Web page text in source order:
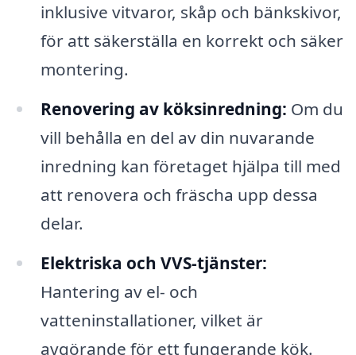
inklusive vitvaror, skåp och bänkskivor,
för att säkerställa en korrekt och säker
montering.
Renovering av köksinredning: Om du
vill behålla en del av din nuvarande
inredning kan företaget hjälpa till med
att renovera och fräscha upp dessa
delar.
Elektriska och VVS-tjänster:
Hantering av el- och
vatteninstallationer, vilket är
avgörande för ett fungerande kök.